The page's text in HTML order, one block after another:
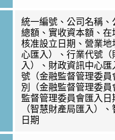
統一編號、公司名稱、
總額、實收資本額、在
核准設立日期、營業地
心匯入）、行業代號（
入）、財政資訊中心
號（金融監督管理委員
別（金融監督管理委
監督管理委員會匯入日
（智慧財產局匯入）
日期